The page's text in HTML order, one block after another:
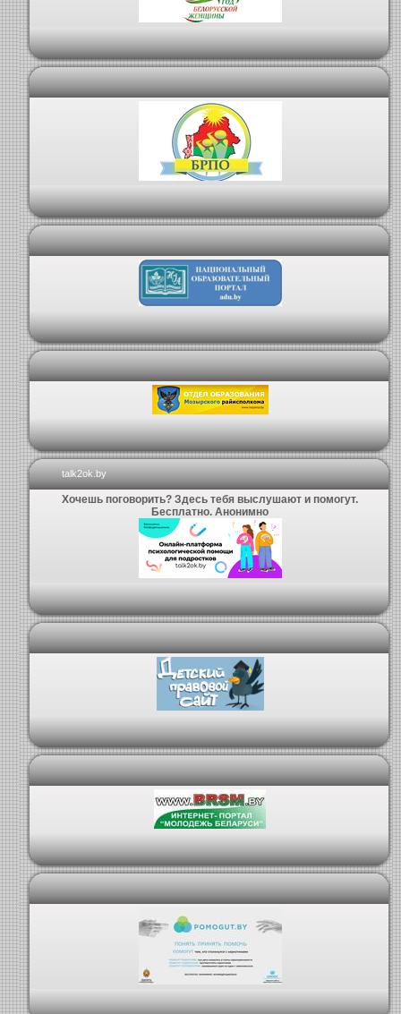
talk2ok.by
Хочешь поговорить? Здесь тебя выслушают и помогут.
Бесплатно. Анонимно